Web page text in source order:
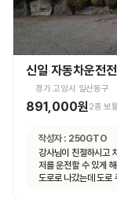
신일 자동차운전
경기 고양시 일산동구
891,000원 2종 보
작성자 : 250GTO
강사님이 친절하시고
저를 운전할 수 있게
도로로 나갔는데 도로